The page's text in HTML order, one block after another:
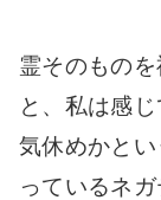
霊そのもの
と、私は感
気休めかと
っているネ